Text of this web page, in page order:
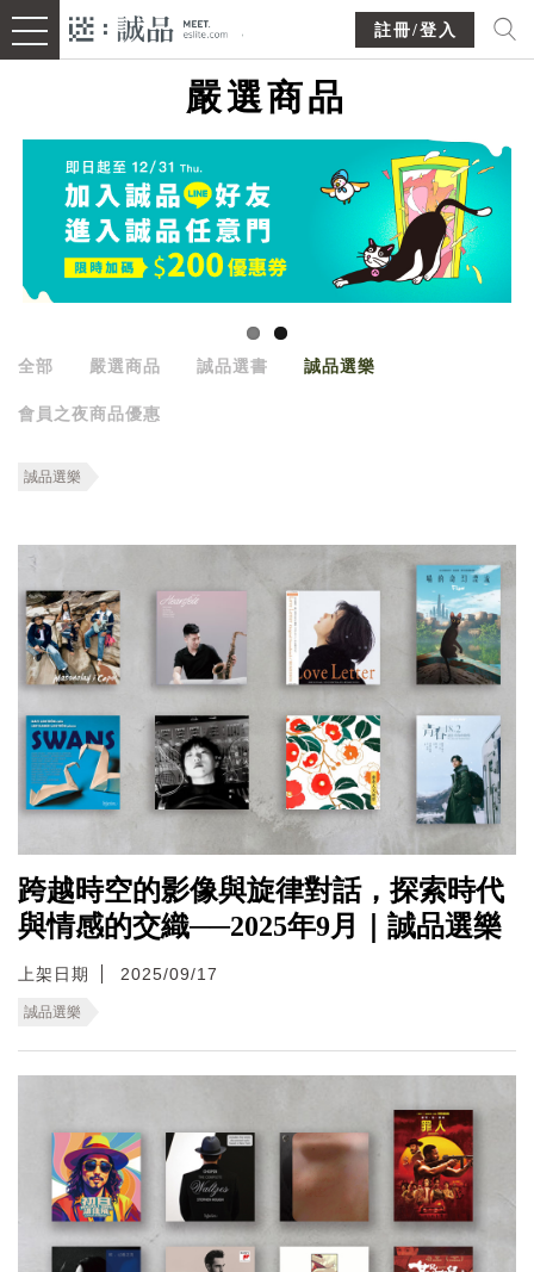
註冊/登入
嚴選商品
全部 嚴選商品 誠品選書 誠品選樂
會員之夜商品優惠
誠品選樂
跨越時空的影像與旋律對話，探索時代
與情感的交織──2025年9月｜誠品選樂
上架日期 2025/09/17
誠品選樂